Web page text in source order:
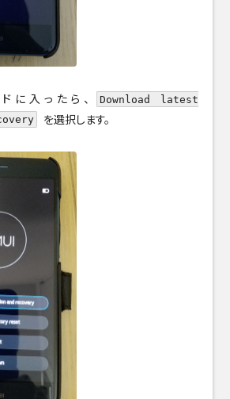
に入ったら、
Download latest
を選択します。